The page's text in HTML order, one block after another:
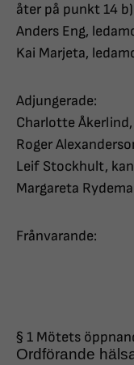
åter på punkt 14 b)
Anders Eng,
Kai Marjeta,
Adjungerade:
Charlotte
Roger
Leif Stockhult,
Margareta
Frånvarande:
§ 1 Mötets
Ordförande